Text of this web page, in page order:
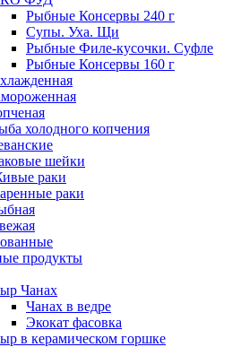
Рыбные Консервы 240 г
Супы. Уха. Щи
Рыбные Филе-кусочки. Суфле
Рыбные Консервы 160 г
холодного копчения
шейки
раки
раки
продукты
Чанах
Чанах в ведре
Экокат фасовка
в керамическом горшке